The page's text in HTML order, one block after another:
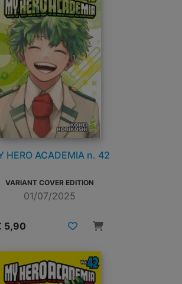
HERO ACADEMIA n. 42
VARIANT COVER EDITION
01/07/2025
5,90